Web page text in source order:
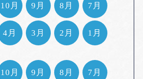
10月 9月 8月 7月
4月 3月 2月 1月
10月 9月 8月 7月